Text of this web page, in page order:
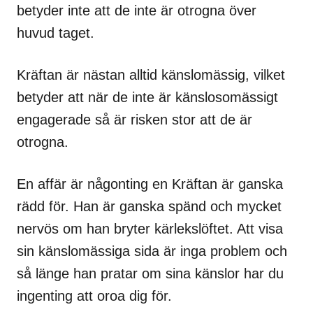
betyder inte att de inte är otrogna över
huvud taget.
Kräftan är nästan alltid känslomässig, vilket
betyder att när de inte är känslosomässigt
engagerade så är risken stor att de är
otrogna.
En affär är någonting en Kräftan är ganska
rädd för. Han är ganska spänd och mycket
nervös om han bryter kärlekslöftet. Att visa
sin känslomässiga sida är inga problem och
så länge han pratar om sina känslor har du
ingenting att oroa dig för.